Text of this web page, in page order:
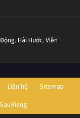
, Hài Hước, Viễn
Liên hệ Sitemap